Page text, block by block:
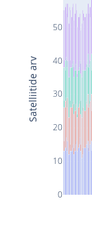
0
10
20
30
40
50
Satelliitide arv